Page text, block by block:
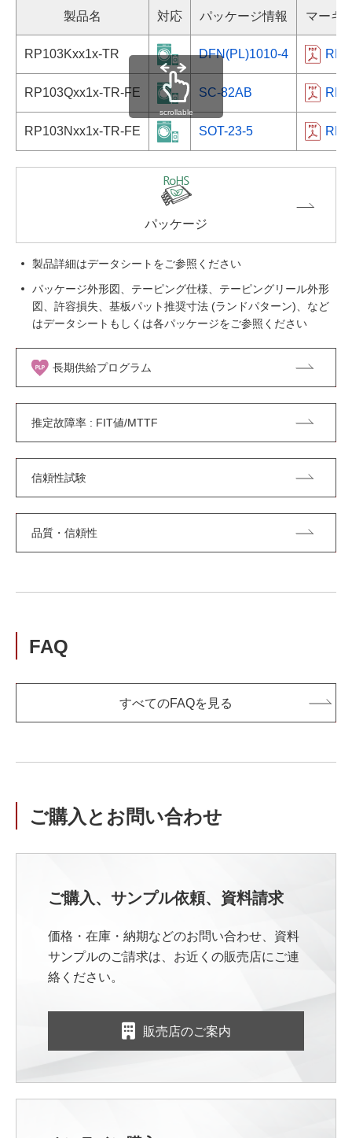
製品名 対応 パッケージ情報 マーキ
RP103Kxx1x-TR DFN(PL)1010-4
RP103Qxx1x-TR-FE SC-82AB
RP103Nxx1x-TR-FE SOT-23-5
scrollable
パッケージ
製品詳細はデータシートをご参照ください
パッケージ外形図、テーピング仕様、テーピングリール外形
図、許容損失、基板パット推奨寸法 (ランドパターン)、など
はデータシートもしくは各パッケージをご参照ください
長期供給プログラム
推定故障率 : FIT値/MTTF
信頼性試験
品質・信頼性
FAQ
すべてのFAQを見る
ご購入とお問い合わせ
ご購入、サンプル依頼、資料請求
価格・在庫・納期などのお問い合わせ、資料
サンプルのご請求は、お近くの販売店にご連
絡ください。
販売店のご案内